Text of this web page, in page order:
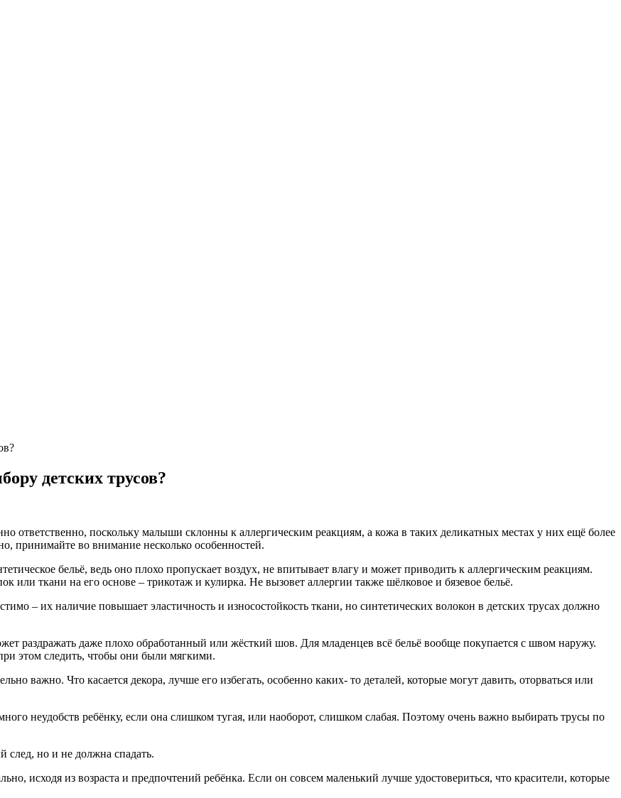
детских трусов?
ответственно, поскольку малыши склонны к аллергическим реакциям, а кожа в таких деликатных местах у них ещё более
принимайте во внимание несколько особенностей.
бельё, ведь оно плохо пропускает воздух, не впитывает влагу и может приводить к аллергическим реакциям.
ткани на его основе – трикотаж и кулирка. Не вызовет аллергии также шёлковое и бязевое бельё.
– их наличие повышает эластичность и износостойкость ткани, но синтетических волокон в детских трусах должно
раздражать даже плохо обработанный или жёсткий шов. Для младенцев всё бельё вообще покупается с швом наружу.
этом следить, чтобы они были мягкими.
важно. Что касается декора, лучше его избегать, особенно каких- то деталей, которые могут давить, оторваться или
неудобств ребёнку, если она слишком тугая, или наоборот, слишком слабая. Поэтому очень важно выбирать трусы по
след, но и не должна спадать.
исходя из возраста и предпочтений ребёнка. Если он совсем маленький лучше удостовериться, что красители, которые